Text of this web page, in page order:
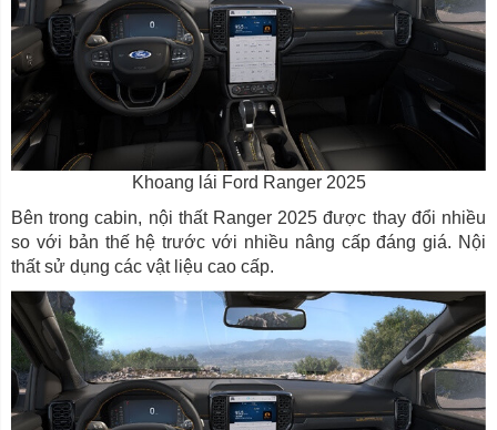
Khoang lái Ford Ranger 2025
Bên trong cabin, nội thất Ranger 2025 được thay đổi nhiều
so với bản thế hệ trước với nhiều nâng cấp đáng giá. Nội
thất sử dụng các vật liệu cao cấp.